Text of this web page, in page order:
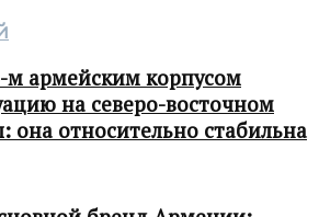
армейским корпусом
на северо-восточном
она относительно стабильна